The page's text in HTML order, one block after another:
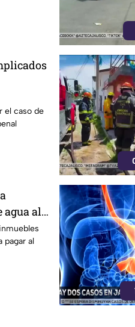
el caso de
agua al
pagar al